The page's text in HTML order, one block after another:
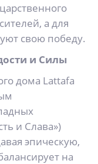
а для
свою победу.
и Силы
дома Lattafa
и Слава»)
эпическую,
на